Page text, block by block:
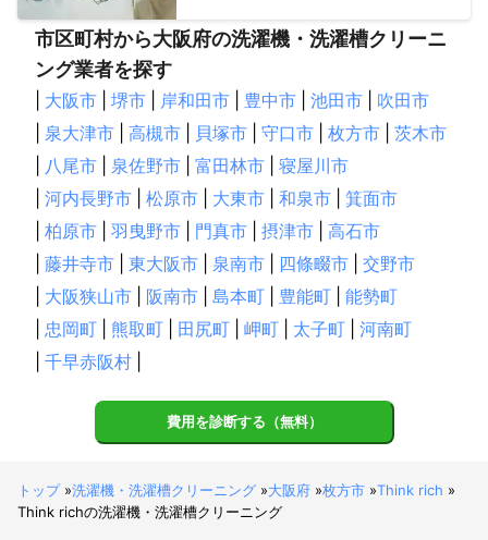
市区町村から大阪府の洗濯機・洗濯槽クリーニ
ング業者を探す
大阪市 堺市 岸和田市 豊中市 池田市
吹田市
泉大津市 高槻市 貝塚市 守口市 枚方市
茨木市
八尾市 泉佐野市 富田林市
寝屋川市
河内長野市 松原市 大東市 和泉市
箕面市
柏原市 羽曳野市 門真市 摂津市
高石市
藤井寺市 東大阪市 泉南市 四條畷市
交野市
大阪狭山市 阪南市 島本町 豊能町
能勢町
忠岡町 熊取町 田尻町 岬町 太子町
河南町
千早赤阪村
費用を診断する（無料）
トップ»洗濯機・洗濯槽クリーニング »大阪府 »枚方市 »Think rich »
Think richの洗濯機・洗濯槽クリーニング